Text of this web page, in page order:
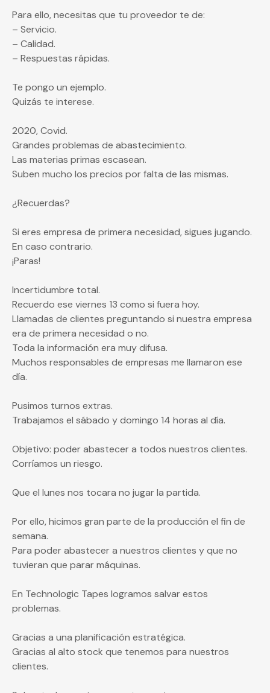
Para ello, necesitas que tu proveedor te de:
– Servicio.
– Calidad.
– Respuestas rápidas.
Te pongo un ejemplo.
Quizás te interese.
2020, Covid.
Grandes problemas de abastecimiento.
Las materias primas escasean.
Suben mucho los precios por falta de las mismas.
¿Recuerdas?
Si eres empresa de primera necesidad, sigues jugando.
En caso contrario.
¡Paras!
Incertidumbre total.
Recuerdo ese viernes 13 como si fuera hoy.
Llamadas de clientes preguntando si nuestra empresa
era de primera necesidad o no.
Toda la información era muy difusa.
Muchos responsables de empresas me llamaron ese
día.
Pusimos turnos extras.
Trabajamos el sábado y domingo 14 horas al día.
Objetivo: poder abastecer a todos nuestros clientes.
Corríamos un riesgo.
Que el lunes nos tocara no jugar la partida.
Por ello, hicimos gran parte de la producción el fin de
semana.
Para poder abastecer a nuestros clientes y que no
tuvieran que parar máquinas.
En Technologic Tapes logramos salvar estos
problemas.
Gracias a una planificación estratégica.
Gracias al alto stock que tenemos para nuestros
clientes.